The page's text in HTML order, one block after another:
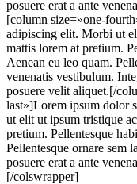
posuere erat a ante
[column size=»one-
adipiscing elit. Morbi ut
mattis lorem at pretium.
Aenean eu leo quam.
venenatis vestibulum.
posuere velit aliquet.[/
last»]Lorem ipsum dolor
ut elit ut ipsum tristique
pretium. Pellentesque
Pellentesque ornare sem
posuere erat a ante
[/colswrapper]